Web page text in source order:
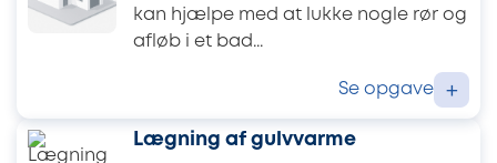
kan hjælpe med at lukke nogle rør og
afløb i et bad...
Se opgave +
Lægning af gulvvarme